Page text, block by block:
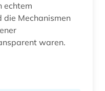
echtem
Mechanismen
waren.